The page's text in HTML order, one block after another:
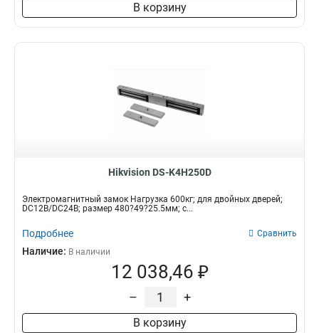
В корзину
Hikvision DS-K4H250D
Электромагнитный замок Нагрузка 600кг; для двойных дверей;
DC12В/DC24В; размер 480?49?25.5мм; с...
Подробнее Сравнить
Наличие: В наличии
12 038,46 ₽
– +
В корзину